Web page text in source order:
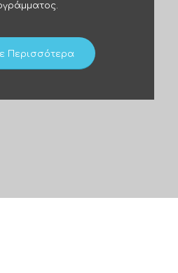
Περισσότερα